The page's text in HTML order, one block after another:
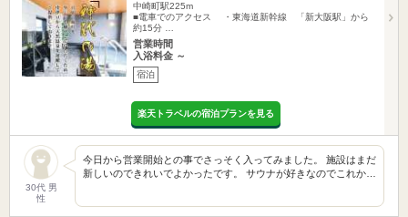
中崎町駅225m
■電車でのアクセス ・東海道新幹線 「新大阪駅」から
約15分 …
営業時間
入浴料金 ～
宿泊
楽天トラベルの宿泊プランを見る
30代 男
性
今日から営業開始との事でさっそく入ってみました。 施設はまだ
新しいのできれいでよかったです。 サウナが好きなのでこれか…